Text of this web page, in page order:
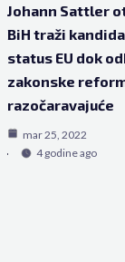
Johann Sattler
BiH traži
status EU dok
zakonske
razočaravajuće
mar 25, 2022
4 godine ago